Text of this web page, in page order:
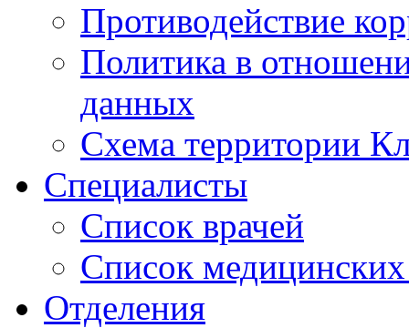
Противодействие
Политика в
данных
Схема территории
Специалисты
Список врачей
Список медицинских
Отделения